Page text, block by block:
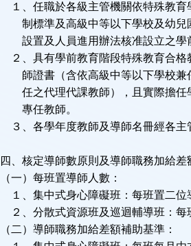
１、任職於各級主管機關依特殊教育
制標準及高級中等以下學校及幼兒
設置及人員進用辦法核准設立之學
２、具有學前教育階段特殊教育合格
師證書（含依高級中等以下學校兼
任之代理代課教師），且實際擔任
專任教師。
３、各學年度教師及導師名冊經各主
四、核定導師數原則及導師職務加給差
（一）每班置導師人數：
１、集中式身心障礙班：每班置二位
２、分散式資源班及巡迴輔導班：每
（二）導師職務加給差額補助基準：